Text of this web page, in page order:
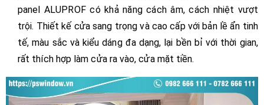
panel ALUPROF có khả năng cách âm, cách nhiệt vượt
trội. Thiết kế cửa sang trọng và cao cấp với bản lề ẩn tinh
tế, màu sắc và kiểu dáng đa dạng, lại bền bỉ với thời gian,
rất thích hợp làm cửa ra vào, cửa mặt tiền.